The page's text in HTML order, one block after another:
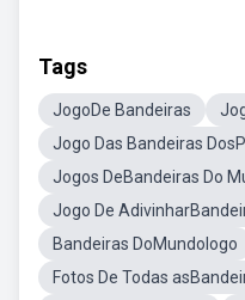
Tags
JogoDe Bandeiras
Jogo Das Bandeiras
Jogos DeBandeiras Do
Jogo De
Bandeiras DoMundologo
Fotos De Todas